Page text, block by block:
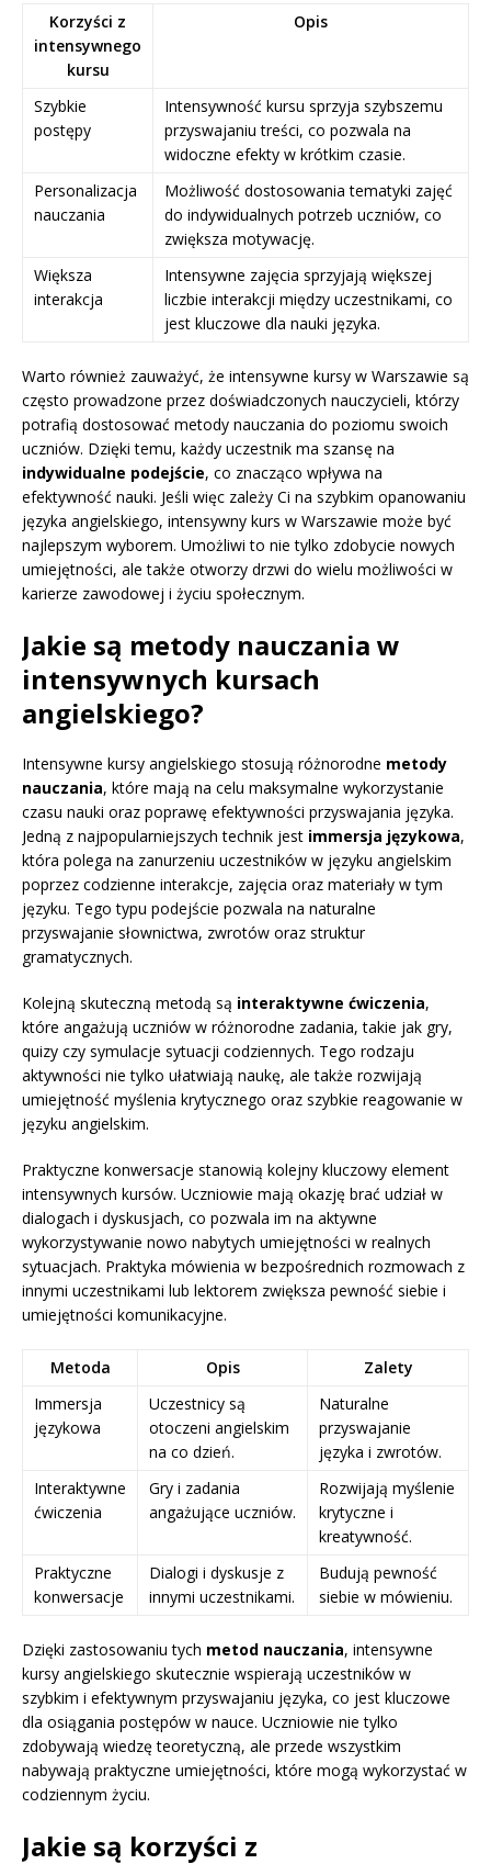
Korzyści z
intensywnego
kursu
Opis
Szybkie
postępy
Intensywność kursu sprzyja szybszemu
przyswajaniu treści, co pozwala na
widoczne efekty w krótkim czasie.
Personalizacja
nauczania
Możliwość dostosowania tematyki zajęć
do indywidualnych potrzeb uczniów, co
zwiększa motywację.
Większa
interakcja
Intensywne zajęcia sprzyjają większej
liczbie interakcji między uczestnikami, co
jest kluczowe dla nauki języka.
Warto również zauważyć, że intensywne kursy w Warszawie są
często prowadzone przez doświadczonych nauczycieli, którzy
potrafią dostosować metody nauczania do poziomu swoich
uczniów. Dzięki temu, każdy uczestnik ma szansę na
indywidualne podejście, co znacząco wpływa na
efektywność nauki. Jeśli więc zależy Ci na szybkim opanowaniu
języka angielskiego, intensywny kurs w Warszawie może być
najlepszym wyborem. Umożliwi to nie tylko zdobycie nowych
umiejętności, ale także otworzy drzwi do wielu możliwości w
karierze zawodowej i życiu społecznym.
Jakie są metody nauczania w
intensywnych kursach
angielskiego?
Intensywne kursy angielskiego stosują różnorodne metody
nauczania, które mają na celu maksymalne wykorzystanie
czasu nauki oraz poprawę efektywności przyswajania języka.
Jedną z najpopularniejszych technik jest immersja językowa,
która polega na zanurzeniu uczestników w języku angielskim
poprzez codzienne interakcje, zajęcia oraz materiały w tym
języku. Tego typu podejście pozwala na naturalne
przyswajanie słownictwa, zwrotów oraz struktur
gramatycznych.
Kolejną skuteczną metodą są interaktywne ćwiczenia,
które angażują uczniów w różnorodne zadania, takie jak gry,
quizy czy symulacje sytuacji codziennych. Tego rodzaju
aktywności nie tylko ułatwiają naukę, ale także rozwijają
umiejętność myślenia krytycznego oraz szybkie reagowanie w
języku angielskim.
Praktyczne konwersacje stanowią kolejny kluczowy element
intensywnych kursów. Uczniowie mają okazję brać udział w
dialogach i dyskusjach, co pozwala im na aktywne
wykorzystywanie nowo nabytych umiejętności w realnych
sytuacjach. Praktyka mówienia w bezpośrednich rozmowach z
innymi uczestnikami lub lektorem zwiększa pewność siebie i
umiejętności komunikacyjne.
Metoda Opis
Zalety
Immersja
językowa
Uczestnicy są
otoczeni angielskim
na co dzień.
Naturalne
przyswajanie
języka i zwrotów.
Interaktywne
ćwiczenia
Gry i zadania
angażujące uczniów.
Rozwijają myślenie
krytyczne i
kreatywność.
Praktyczne
konwersacje
Dialogi i dyskusje z
innymi uczestnikami.
Budują pewność
siebie w mówieniu.
Dzięki zastosowaniu tych metod nauczania, intensywne
kursy angielskiego skutecznie wspierają uczestników w
szybkim i efektywnym przyswajaniu języka, co jest kluczowe
dla osiągania postępów w nauce. Uczniowie nie tylko
zdobywają wiedzę teoretyczną, ale przede wszystkim
nabywają praktyczne umiejętności, które mogą wykorzystać w
codziennym życiu.
Jakie są korzyści z